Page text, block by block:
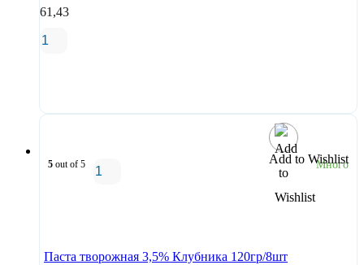
61,43
Add to Wishlist
5 out of 5 Много
Паста творожная 3,5% Клубника 120гр/8шт